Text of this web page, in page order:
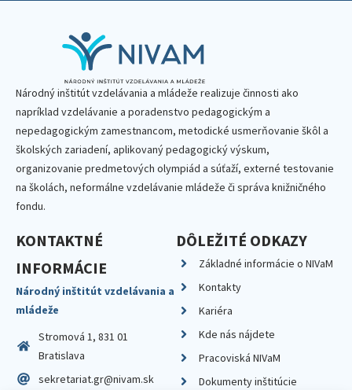
Národný inštitút vzdelávania a mládeže realizuje činnosti ako
napríklad vzdelávanie a poradenstvo pedagogickým a
nepedagogickým zamestnancom, metodické usmerňovanie škôl a
školských zariadení, aplikovaný pedagogický výskum,
organizovanie predmetových olympiád a súťaží, externé testovanie
na školách, neformálne vzdelávanie mládeže či správa knižničného
fondu.
KONTAKTNÉ
INFORMÁCIE
Národný inštitút vzdelávania a
mládeže
Stromová 1, 831 01
Bratislava
sekretariat.gr@nivam.sk
DÔLEŽITÉ ODKAZY
Základné informácie o NIVaM
Kontakty
Kariéra
Kde nás nájdete
Pracoviská NIVaM
Dokumenty inštitúcie